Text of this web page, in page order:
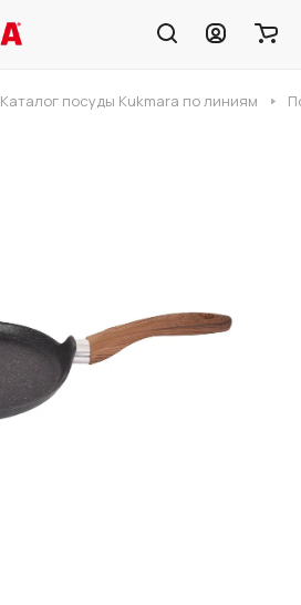
Каталог посуды Kukmara по линиям